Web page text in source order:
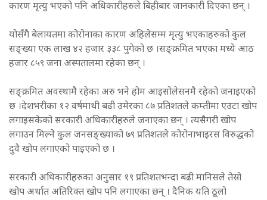
कारण मृत्यु भएको पनि अधिकारीहरुले बिहीबार जानकारी दिएका छन् ।
योसँगै बेलायतमा कोरोनाका कारण अहिलेसम्म मृत्यु भएकाहरुको कुल
सङ्ख्या एक लाख ४२ हजार ३३८ पुगेको छ ।सङ्क्रमित भएका मध्ये आठ
हजार ८५९ जना अस्पतालमा रहेका छन् ।
सङ्क्रमित अवस्थामै रहेका अरु भने होम आइसोलेसनमै रहेको जनाइएको
छ ।देशभरीका १२ वर्षमाथी बढी उमेरका ८७ प्रतिशतले कम्तीमा एउटा खोप
लगाइसकेको सरकारी अधिकारीहरुले जनाएका छन् । त्यसैगरी खोप
लगाउन मिल्ने कुल जनसङ्ख्याको ७९ प्रतिशतले कोरोनाभाइरस विरुद्धको
दुवै खोप लगाएको पाइएको छ ।
सरकारी अधिकारीहरुका अनुसार १९ प्रतिशतभन्दा बढी मानिसले तेस्रो
खोप अर्थात अतिरिक्त खोप पनि लगाएका छन् । दैनिक यति ठूलो